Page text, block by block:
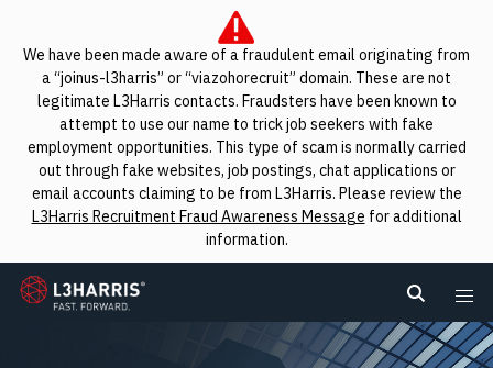
We have been made aware of a fraudulent email originating from
a “joinus-l3harris” or “viazohorecruit” domain. These are not
legitimate L3Harris contacts. Fraudsters have been known to
attempt to use our name to trick job seekers with fake
employment opportunities. This type of scam is normally carried
out through fake websites, job postings, chat applications or
email accounts claiming to be from L3Harris. Please review the
L3Harris Recruitment Fraud Awareness Message for additional
information.
L3Harris
Search